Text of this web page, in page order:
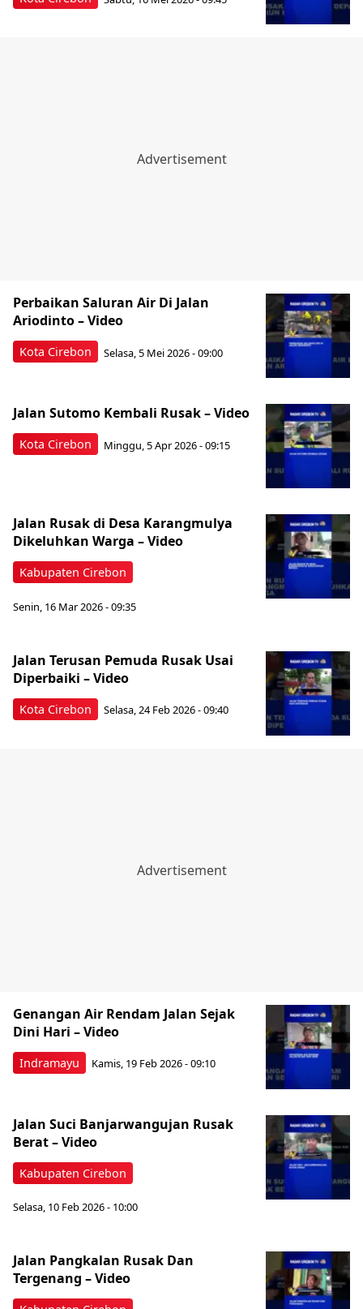
Kota Cirebon
Perbaikan Saluran Air Di Jalan
Ariodinto – Video
Selasa, 5 Mei 2026 - 09:00
Kota Cirebon
Jalan Sutomo Kembali Rusak – Video
Minggu, 5 Apr 2026 - 09:15
Kabupaten Cirebon
Jalan Rusak di Desa Karangmulya
Dikeluhkan Warga – Video
Senin, 16 Mar 2026 - 09:35
Kota Cirebon
Jalan Terusan Pemuda Rusak Usai
Diperbaiki – Video
Selasa, 24 Feb 2026 - 09:40
Indramayu
Genangan Air Rendam Jalan Sejak
Dini Hari – Video
Kamis, 19 Feb 2026 - 09:10
Kabupaten Cirebon
Jalan Suci Banjarwangujan Rusak
Berat – Video
Selasa, 10 Feb 2026 - 10:00
Jalan Pangkalan Rusak Dan
Tergenang – Video